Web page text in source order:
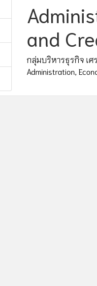
and
กลุ่มบริหารธุรกิจ เศ
Administration,